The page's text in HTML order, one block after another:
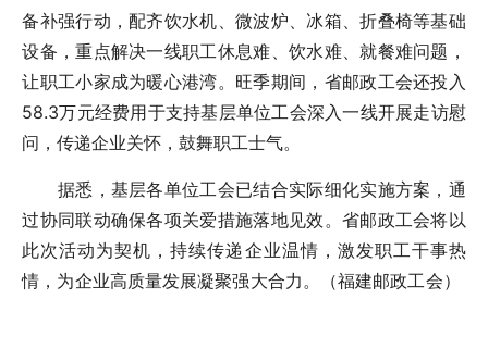
备补强行动，配齐饮水机、微波炉、冰箱、折叠椅等基础
设备，重点解决一线职工休息难、饮水难、就餐难问题，
让职工小家成为暖心港湾。旺季期间，省邮政工会还投入
58.3万元经费用于支持基层单位工会深入一线开展走访慰
问，传递企业关怀，鼓舞职工士气。
据悉，基层各单位工会已结合实际细化实施方案，通
过协同联动确保各项关爱措施落地见效。省邮政工会将以
此次活动为契机，持续传递企业温情，激发职工干事热
情，为企业高质量发展凝聚强大合力。（福建邮政工会）